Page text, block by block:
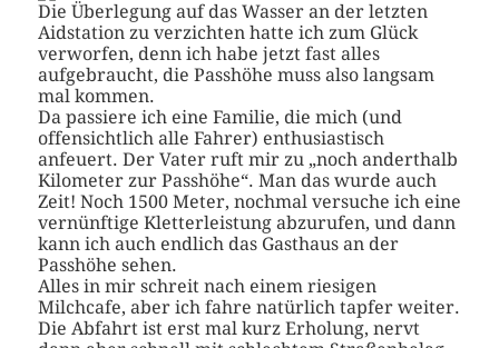
Die Überlegung auf das Wasser an der letzten
Aidstation zu verzichten hatte ich zum Glück
verworfen, denn ich habe jetzt fast alles
aufgebraucht, die Passhöhe muss also langsam
mal kommen.
Da passiere ich eine Familie, die mich (und
offensichtlich alle Fahrer) enthusiastisch
anfeuert. Der Vater ruft mir zu „noch anderthalb
Kilometer zur Passhöhe“. Man das wurde auch
Zeit! Noch 1500 Meter, nochmal versuche ich eine
vernünftige Kletterleistung abzurufen, und dann
kann ich auch endlich das Gasthaus an der
Passhöhe sehen.
Alles in mir schreit nach einem riesigen
Milchcafe, aber ich fahre natürlich tapfer weiter.
Die Abfahrt ist erst mal kurz Erholung, nervt